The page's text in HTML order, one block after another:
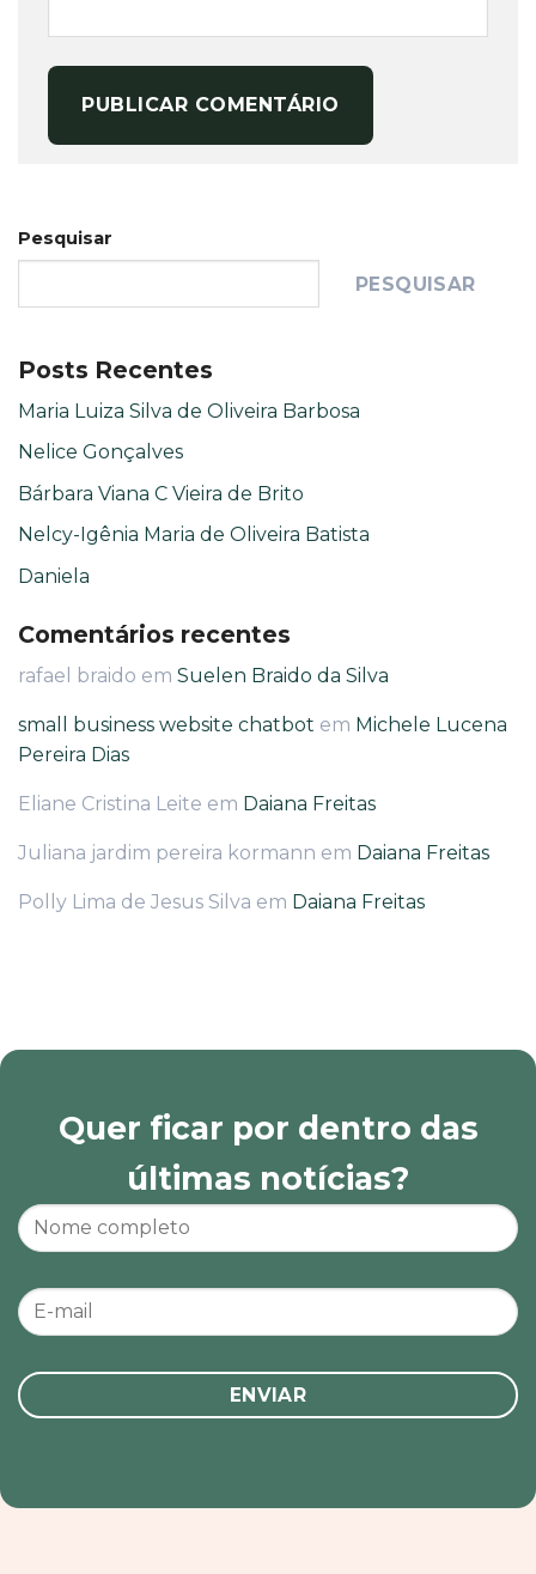
Pesquisar
PESQUISAR
Posts Recentes
Maria Luiza Silva de Oliveira Barbosa
Nelice Gonçalves
Bárbara Viana C Vieira de Brito
Nelcy-Igênia Maria de Oliveira Batista
Daniela
Comentários recentes
rafael braido em Suelen Braido da Silva
small business website chatbot em Michele Lucena
Pereira Dias
Eliane Cristina Leite em Daiana Freitas
Juliana jardim pereira kormann em Daiana Freitas
Polly Lima de Jesus Silva em Daiana Freitas
Quer ficar por dentro das
últimas notícias?